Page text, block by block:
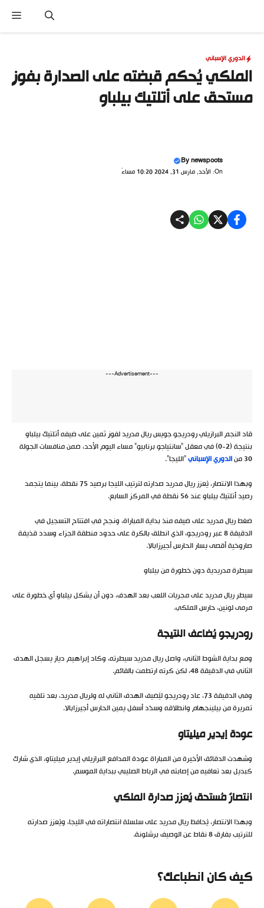
المحتوى
الدوري الإسباني
الملكي يُحكم قبضته على الصدارة بفوزٍ
مستحق على أتلتيك بيلباو
Bynewspoots
On: الأحد, مارس 31, 2024 10:20 مساءً
---Advertisement---
قاد النجم البرازيلي رودريجو جويس ريال مدريد لفوزٍ ثمين على ضيفه أتلتيك بيلباو
بنتيجة (2-0) في معقل “سانتياجو برنابيو” مساء اليوم الأحد، ضمن منافسات الجولة
30 من
الدوري الإسباني“الليجا”.
وبهذا الانتصار، يُعزز ريال مدريد صدارته لترتيب الليجا برصيد 75 نقطة، بينما يتجمد
رصيد أتلتيك بيلباو عند 56 نقطة في المركز السابع.
ضغط ريال مدريد على ضيفه منذ بداية المباراة، ونجح في افتتاح التسجيل في
الدقيقة 8 عبر رودريجو، الذي انطلق بالكرة على حدود منطقة الجزاء وسدد قذيفة
صاروخية أقصى يسار الحارس أجيرزابالا.
سيطرة مدريدية دون خطورة من بيلباو
سيطر ريال مدريد على مجريات اللعب بعد الهدف، دون أن يشكل بيلباو أي خطورة على
مرمى لونين، حارس الملكي.
رودريجو يُضاعف النتيجة
ومع بداية الشوط الثاني، واصل ريال مدريد سيطرته، وكاد إبراهيم دياز يسجل الهدف
الثاني في الدقيقة 48، لكن كرته ارتطمت بالقائم.
وفي الدقيقة 73، عاد رودريجو ليُضيف الهدف الثاني له ولريال مدريد، بعد تلقيه
تمريرة من بيلينجهام وانطلاقه وسدّد أسفل يمين الحارس أجيرزابالا.
عودة إيدير ميليتاو
وشهدت الدقائق الأخيرة من المباراة عودة المدافع البرازيلي إيدير ميليتاو، الذي شارك
كبديل بعد تعافيه من إصابته في الرباط الصليبي ببداية الموسم.
انتصارٌ مُستحق يُعزز صدارة الملكي
وبهذا الانتصار، يُحافظ ريال مدريد على سلسلة انتصاراته في الليجا، ويُعزز صدارته
للترتيب بفارق 8 نقاط عن الوصيف برشلونة.
كيف كان انطباعك؟